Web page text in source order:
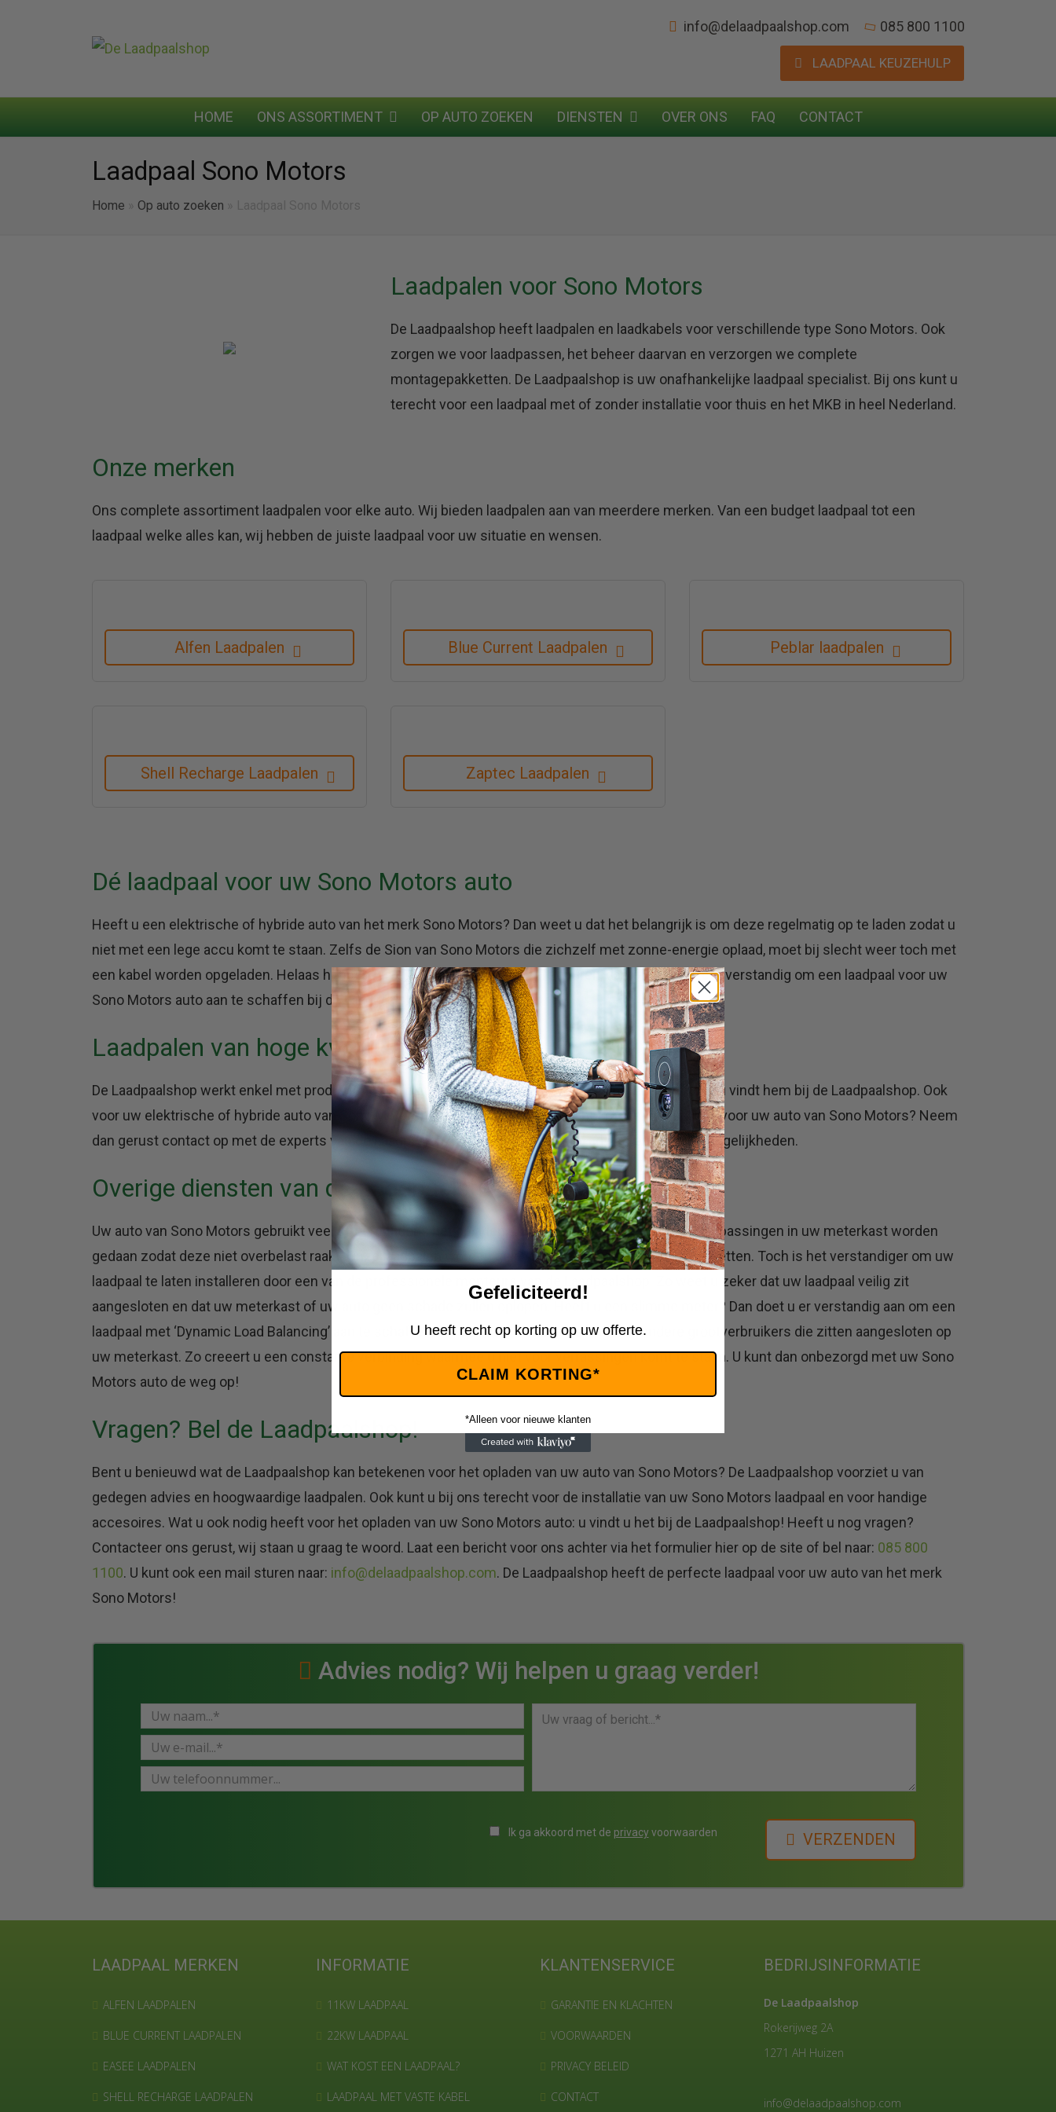
info@delaadpaalshop.com 085 800 1100
LAADPAAL KEUZEHULP
HOME ONS ASSORTIMENT OP AUTO ZOEKEN DIENSTEN OVER ONS FAQ CONTACT
Laadpaal Sono Motors
Home Op auto zoeken
Laadpalen voor Sono Motors
De Laadpaalshop heeft laadpalen en laadkabels voor verschillende type Sono Motors. Ook
zorgen we voor laadpassen, het beheer daarvan en verzorgen we complete
montagepakketten. De Laadpaalshop is uw onafhankelijke laadpaal specialist. Bij ons kunt u
terecht voor een laadpaal met of zonder installatie voor thuis en het MKB in heel Nederland.
Onze merken
Ons complete assortiment laadpalen voor elke auto. Wij bieden laadpalen aan van meerdere merken. Van een budget laadpaal tot een
laadpaal welke alles kan, wij hebben de juiste laadpaal voor uw situatie en wensen.
Alfen Laadpalen Blue Current Laadpalen Peblar laadpalen
Shell Recharge Laadpalen Zaptec Laadpalen
Dé laadpaal voor uw Sono Motors auto
Heeft u een elektrische of hybride auto van het merk Sono Motors? Dan weet u dat het belangrijk is om deze regelmatig op te laden zodat u
niet met een lege accu komt te staan. Zelfs de Sion van Sono Motors die zichzelf met zonne-energie oplaad, moet bij slecht weer toch met
een kabel worden opgeladen. Helaas hebben we in Nederland niet zoveel zonuren, daarom is het zeer verstandig om een laadpaal voor uw
Sono Motors auto aan te schaffen bij de Laadpaalshop.
Laadpalen van hoge kwaliteit
De Laadpaalshop werkt enkel met producten van de hoogste kwaliteit. Wat voor laadpaal u ook zoekt, u vindt hem bij de Laadpaalshop. Ook
voor uw elektrische of hybride auto van Sono Motors! Twijfelt u welke laadpaal het meest geschikt is voor uw auto van Sono Motors? Neem
dan gerust contact op met de experts van de Laadpaalshop en laat u vrijblijvend adviseren over de mogelijkheden.
Overige diensten van de Laadpaalshop
Uw auto van Sono Motors gebruikt veel stroom tijdens het opladen. Daarom moeten er een aantal aanpassingen in uw meterkast worden
gedaan zodat deze niet overbelast raakt. Onze laadpalen worden geleverd met handige montagepakketten. Toch is het verstandiger om uw
laadpaal te laten installeren door een van de professionele monteurs van de Laadpaalshop. Zo weet u zeker dat uw laadpaal veilig zit
aangesloten en dat uw meterkast of uw auto geen schade zullen oplopen. Heeft u een slimme meter? Dan doet u er verstandig aan om een
laadpaal met ‘Dynamic Load Balancing’ aan te schaffen. Dit systeem houdt rekening met andere grootverbruikers die zitten aangesloten op
uw meterkast. Zo creeert u een constante verbinding waarmee u niet voor verrassingen komt te staan. U kunt dan onbezorgd met uw Sono
Motors auto de weg op!
Vragen? Bel de Laadpaalshop!
Bent u benieuwd wat de Laadpaalshop kan betekenen voor het opladen van uw auto van Sono Motors? De Laadpaalshop voorziet u van
gedegen advies en hoogwaardige laadpalen. Ook kunt u bij ons terecht voor de installatie van uw Sono Motors laadpaal en voor handige
accesoires. Wat u ook nodig heeft voor het opladen van uw Sono Motors auto: u vindt u het bij de Laadpaalshop! Heeft u nog vragen?
Contacteer ons gerust, wij staan u graag te woord. Laat een bericht voor ons achter via het formulier hier op de site of bel naar: 085 800
1100. U kunt ook een mail sturen naar: info@delaadpaalshop.com. De Laadpaalshop heeft de perfecte laadpaal voor uw auto van het merk
Sono Motors!
Advies nodig? Wij helpen u graag verder!
Ik ga akkoord met de privacy voorwaarden VERZENDEN
LAADPAAL MERKEN
ALFEN LAADPALEN
BLUE CURRENT LAADPALEN
EASEE LAADPALEN
SHELL RECHARGE LAADPALEN
INFORMATIE
11KW LAADPAAL
22KW LAADPAAL
WAT KOST EEN LAADPAAL?
LAADPAAL MET VASTE KABEL
KLANTENSERVICE
GARANTIE EN KLACHTEN
VOORWAARDEN
PRIVACY BELEID
CONTACT
BEDRIJSINFORMATIE
De Laadpaalshop
Rokerijweg 2A
1271 AH Huizen
info@delaadpaalshop.com
Gefeliciteerd!
U heeft recht op korting op uw offerte.
CLAIM KORTING*
*Alleen voor nieuwe klanten